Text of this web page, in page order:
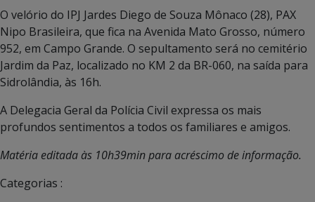
O velório do IPJ Jardes Diego de Souza Mônaco (28), PAX
Nipo Brasileira, que fica na Avenida Mato Grosso, número
952, em Campo Grande. O sepultamento será no cemitério
Jardim da Paz, localizado no KM 2 da BR-060, na saída para
Sidrolândia, às 16h.
A Delegacia Geral da Polícia Civil expressa os mais
profundos sentimentos a todos os familiares e amigos.
Matéria editada às 10h39min para acréscimo de informação.
Categorias :